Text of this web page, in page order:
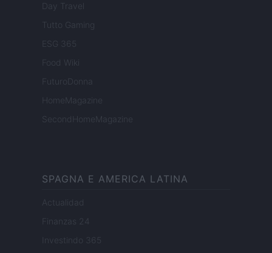
Day Travel
Tutto Gaming
ESG 365
Food Wiki
FuturoDonna
HomeMagazine
SecondHomeMagazine
SPAGNA E AMERICA LATINA
Actualidad
Finanzas 24
Investindo 365